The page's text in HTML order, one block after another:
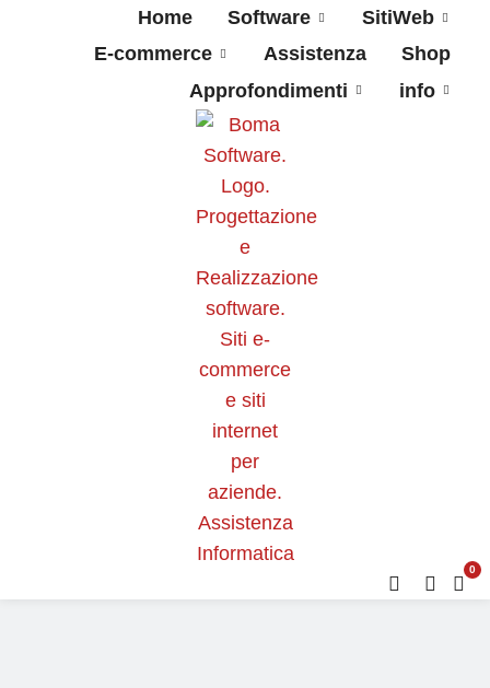
Home Software
SitiWeb
E-commerce
Assistenza
Shop
Approfondimenti
info
0